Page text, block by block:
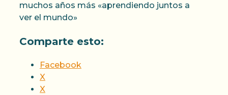
muchos años más «aprendiendo juntos a
ver el mundo»
Comparte esto:
Facebook
X
X